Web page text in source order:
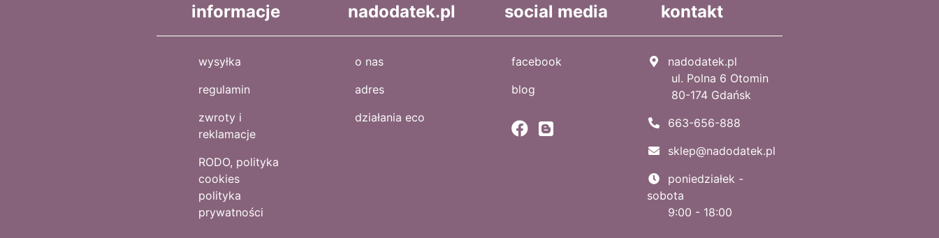
informacje
wysyłka
regulamin
zwroty i
reklamacje
RODO, polityka
cookies
polityka
prywatności
nadodatek.pl
o nas
adres
działania eco
social media
facebook
blog
kontakt
nadodatek.pl
ul. Polna 6 Otomin
80-174 Gdańsk
663-656-888
sklep@nadodatek.pl
poniedziałek -
sobota
9:00 - 18:00